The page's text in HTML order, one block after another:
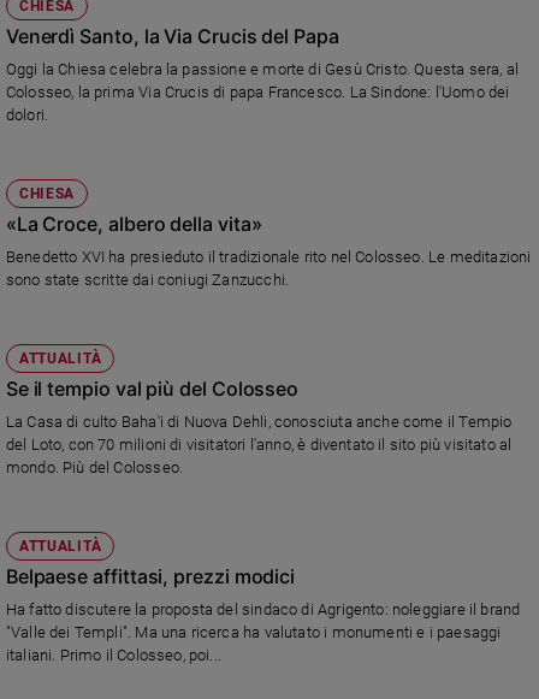
CHIESA
Venerdì Santo, la Via Crucis del Papa
Oggi la Chiesa celebra la passione e morte di Gesù Cristo. Questa sera, al
Colosseo, la prima Via Crucis di papa Francesco. La Sindone: l'Uomo dei
dolori.
CHIESA
«La Croce, albero della vita»
Benedetto XVI ha presieduto il tradizionale rito nel Colosseo. Le meditazioni
sono state scritte dai coniugi Zanzucchi.
ATTUALITÀ
Se il tempio val più del Colosseo
La Casa di culto Baha'i di Nuova Dehli, conosciuta anche come il Tempio
del Loto, con 70 milioni di visitatori l'anno, è diventato il sito più visitato al
mondo. Più del Colosseo.
ATTUALITÀ
Belpaese affittasi, prezzi modici
Ha fatto discutere la proposta del sindaco di Agrigento: noleggiare il brand
"Valle dei Templi". Ma una ricerca ha valutato i monumenti e i paesaggi
italiani. Primo il Colosseo, poi...